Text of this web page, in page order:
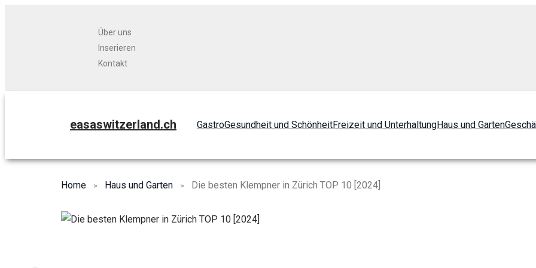
Über uns
Inserieren
Kontakt
easaswitzerland.ch GastroGesundheit und SchönheitFreizeit und UnterhaltungHaus und Garten
Home Haus und Garten Die besten Klempner in Zürich TOP 10 [2024]